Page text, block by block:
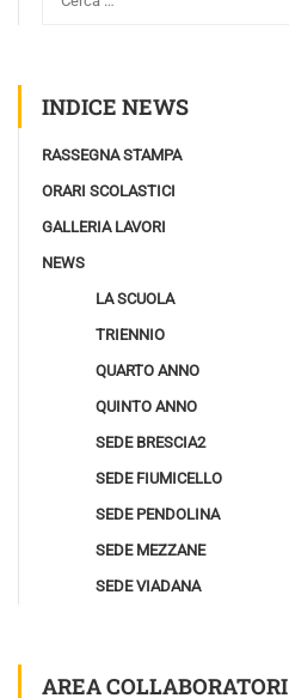
INDICE NEWS
RASSEGNA STAMPA
ORARI SCOLASTICI
GALLERIA LAVORI
NEWS
LA SCUOLA
TRIENNIO
QUARTO ANNO
QUINTO ANNO
SEDE BRESCIA2
SEDE FIUMICELLO
SEDE PENDOLINA
SEDE MEZZANE
SEDE VIADANA
AREA COLLABORATORI